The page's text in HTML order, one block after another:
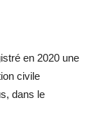
en 2020 une
civile
dans le